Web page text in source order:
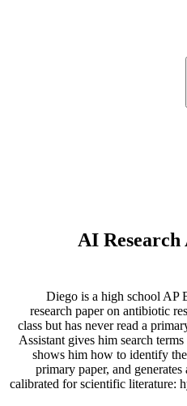
AI
Diego is a high school AP
research paper on antibiotic
class but has never read a
Assistant gives him search
shows him how to identify
primary paper, and
calibrated for scientific literature: